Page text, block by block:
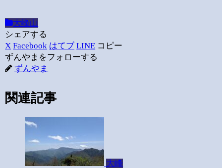
大峰山
シェアする
X Facebook はてブ LINE コピー
ずんやまをフォローする
ずんやま
関連記事
大峰